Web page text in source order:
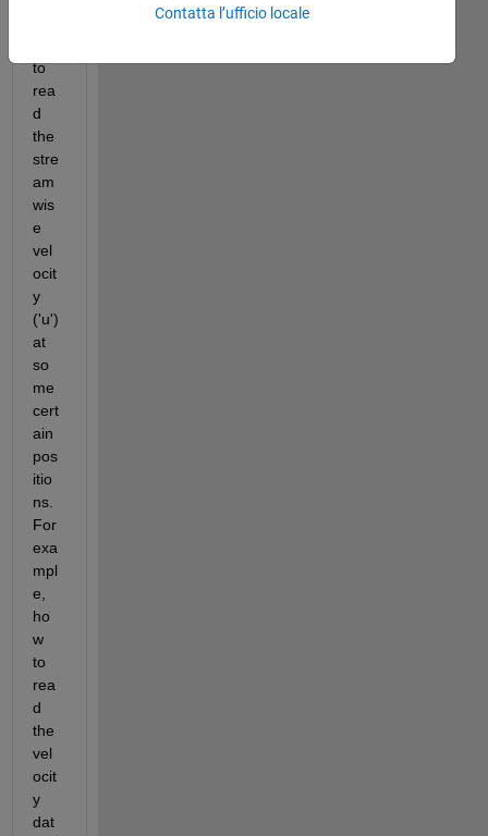
to
rea
d
the
stre
am
wis
e
vel
ocit
y
('u')
at
so
me
cert
ain
pos
itio
ns.
For
exa
mpl
e,
ho
w
to
rea
d
the
vel
ocit
y
dat
Contatta l’ufficio locale